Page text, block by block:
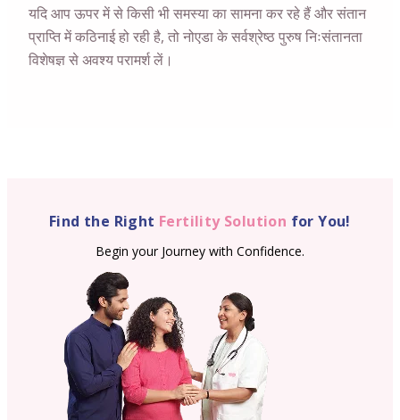
यदि आप ऊपर में से किसी भी समस्या का सामना कर रहे हैं और संतान
प्राप्ति में कठिनाई हो रही है, तोनोएडाके सर्वश्रेष्ठ पुरुष निःसंतानता
विशेषज्ञ से अवश्य परामर्श लें।
Find the Right Fertility Solution for You!
Begin your Journey with Confidence.